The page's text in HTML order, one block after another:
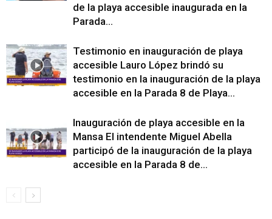
de la playa accesible inaugurada en la
Parada...
Testimonio en inauguración de playa
accesible Lauro López brindó su
testimonio en la inauguración de la playa
accesible en la Parada 8 de Playa...
Inauguración de playa accesible en la
Mansa El intendente Miguel Abella
participó de la inauguración de la playa
accesible en la Parada 8 de...